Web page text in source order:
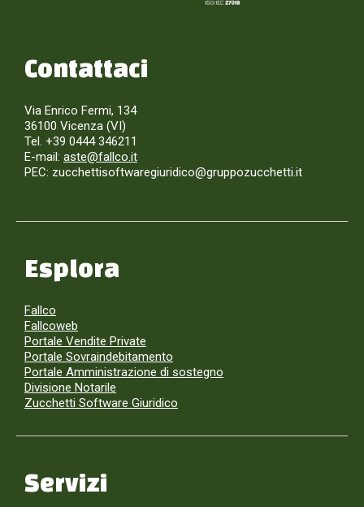
Contattaci
Via Enrico Fermi, 134
36100 Vicenza (VI)
Tel. +39 0444 346211
E-mail: aste@fallco.it
PEC: zucchettisoftwaregiuridico@gruppozucchetti.it
Esplora
Fallco
Fallcoweb
Portale Vendite Private
Portale Sovraindebitamento
Portale Amministrazione di sostegno
Divisione Notarile
Zucchetti Software Giuridico
Servizi